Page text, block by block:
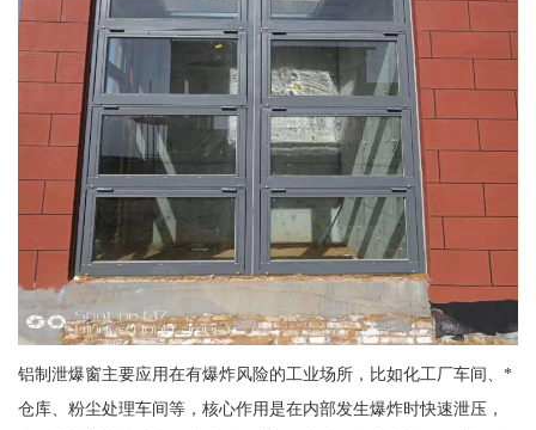
铝制泄爆窗主要应用在有爆炸风险的工业场所，比如化工厂车间、*
仓库、粉尘处理车间等，核心作用是在内部发生爆炸时快速泄压，